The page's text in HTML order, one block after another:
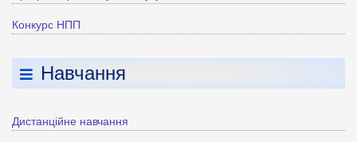
Конкурс НПП
Навчання
Дистанційне навчання